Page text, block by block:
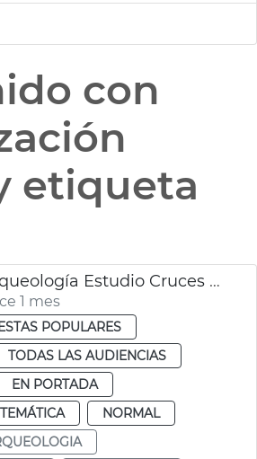
con
etiqueta
Plazo Bea Arqueología Estudio Cruces València
1 mes
POPULARES
TODAS LAS AUDIENCIAS
EN PORTADA
NORMAL